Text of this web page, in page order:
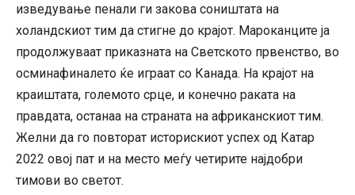
изведување пенали ги закова соништата на
холандскиот тим да стигне до крајот. Мароканците ја
продолжуваат приказната на Светското првенство, во
осминафиналето ќе играат со Канада. На крајот на
краиштата, големото срце, и конечно раката на
правдата, останаа на страната на африканскиот тим.
Желни да го повторат историскиот успех од Катар
2022 овој пат и на место меѓу четирите најдобри
тимови во светот.